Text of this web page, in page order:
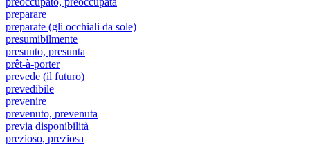
preparare
preparate (gli occhiali da sole)
presumibilmente
presunto, presunta
prêt-à-porter
prevede (il futuro)
prevedibile
prevenire
prevenuto, prevenuta
previa disponibilità
prezioso, preziosa